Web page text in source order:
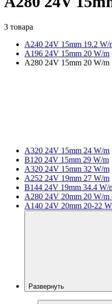
3 товара
A240 24V 15mm 19.2 W/
A196 24V 15mm 20 W/m
A280 24V 15mm 20 W/m
A320 24V 15mm 24 W/m
B120 24V 15mm 29 W/m
A320 24V 15mm 32 W/m
A252 24V 19mm 27 W/m
B144 24V 19mm 34.4 W/
A280 24V 20mm 20 W/m
A140 24V 20mm 20-22
Развернуть